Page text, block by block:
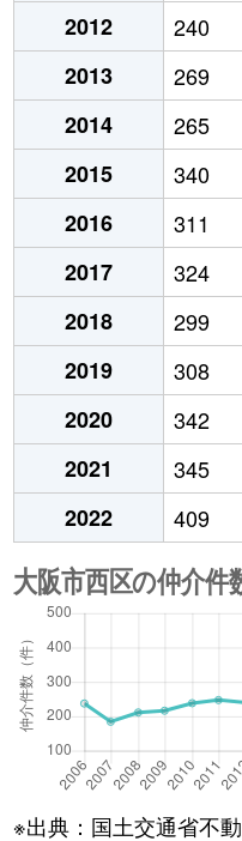
2012
240
2013
269
2014
265
2015
340
2016
311
2017
324
2018
299
2019
308
2020
342
2021
345
2022
409
※出典：国土交通省不